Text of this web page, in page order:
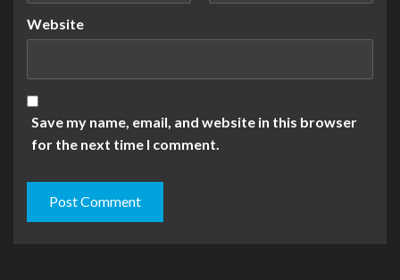
Website
Save my name, email, and website in this browser
for the next time I comment.